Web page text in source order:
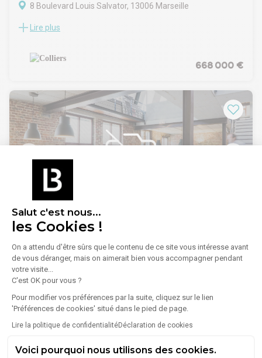
Salut c'est nous...
les Cookies !
On a attendu d'être sûrs que le contenu de ce site vous intéresse avant
de vous déranger, mais on aimerait bien vous accompagner pendant
votre visite...
C'est OK pour vous ?
Pour modifier vos préférences par la suite, cliquez sur le lien
'Préférences de cookies' situé dans le pied de page.
Lire la politique de confidentialitéDéclaration de cookies
Voici pourquoi nous utilisons des cookies.
8 Boulevard Louis Salvator, 13006 Marseille
Superbe opportunité d'acquérir des bureaux de 234 m² non
prestigieux quartier de la Préfecture à Marseille. Idéal pour
une entreprise à la recherche d'un emplacement stratégique
d'informations et pour organiser une visite.
Lire plus
668 000 €
Vente Bureaux 190 m²
16 Rue Lulli, 13001 Marseille
Vente Bureaux Marseille 13001
À VENDRE – BUREAUX DIVISIBLES EN HYPER CENTRE DE
MARSEILLELocalisation : Entre le Vieux-Port, le Palais de
Justice et la Préfecture, dans le cœur dynamique de
excellent état, à usage professionnel ou mixte, offrant un
agencement : 6 bureaux individuels + 2 open spaces Accueil
Lire plus